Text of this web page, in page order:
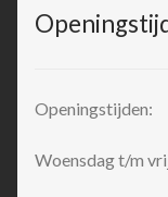
Openingstijden:
Woensdag t/m